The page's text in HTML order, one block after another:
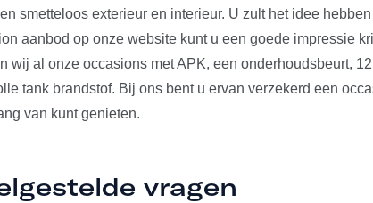
smetteloos exterieur en interieur. U zult het idee
aanbod op onze website kunt u een goede impressie
wij al onze occasions met APK, een onderhoudsbeurt,
tank brandstof. Bij ons bent u ervan verzekerd een
van kunt genieten.
vragen